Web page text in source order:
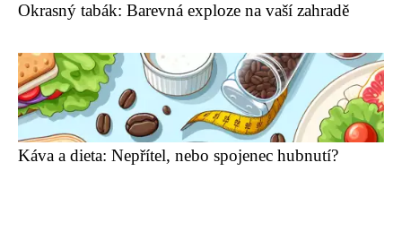
Okrasný tabák: Barevná exploze na vaší zahradě
Káva a dieta: Nepřítel, nebo spojenec hubnutí?